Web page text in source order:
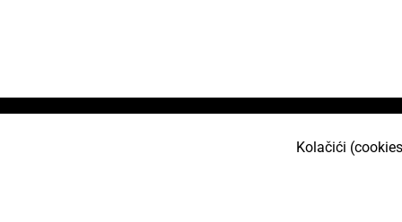
Učlani se
Kolačići